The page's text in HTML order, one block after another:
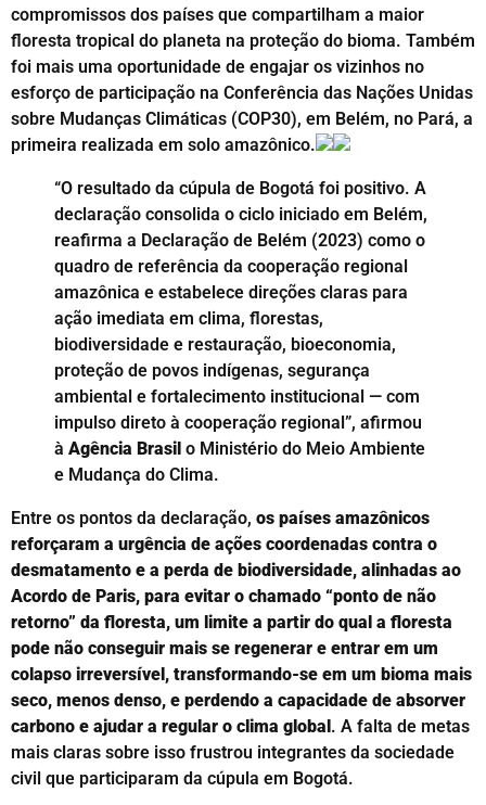
compromissos dos países que compartilham a maior
floresta tropical do planeta na proteção do bioma. Também
foi mais uma oportunidade de engajar os vizinhos no
esforço de participação na Conferência das Nações Unidas
sobre Mudanças Climáticas (COP30), em Belém, no Pará, a
primeira realizada em solo amazônico.
“O resultado da cúpula de Bogotá foi positivo. A
declaração consolida o ciclo iniciado em Belém,
reafirma a Declaração de Belém (2023) como o
quadro de referência da cooperação regional
amazônica e estabelece direções claras para
ação imediata em clima, florestas,
biodiversidade e restauração, bioeconomia,
proteção de povos indígenas, segurança
ambiental e fortalecimento institucional — com
impulso direto à cooperação regional”, afirmou
à Agência Brasil o Ministério do Meio Ambiente
e Mudança do Clima.
Entre os pontos da declaração, os países amazônicos
reforçaram a urgência de ações coordenadas contra o
desmatamento e a perda de biodiversidade, alinhadas ao
Acordo de Paris, para evitar o chamado “ponto de não
retorno” da floresta, um limite a partir do qual a floresta
pode não conseguir mais se regenerar e entrar em um
colapso irreversível, transformando-se em um bioma mais
seco, menos denso, e perdendo a capacidade de absorver
carbono e ajudar a regular o clima global. A falta de metas
mais claras sobre isso frustrou integrantes da sociedade
civil que participaram da cúpula em Bogotá.